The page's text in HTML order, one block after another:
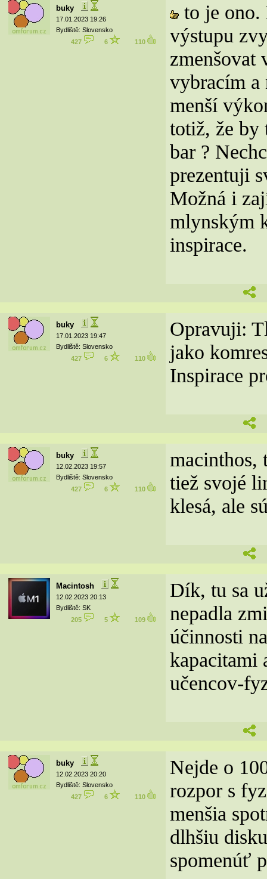
buky
17.01.2023 19:26
Bydliště: Slovensko
427
6 110
to je ono.
výstupu
zmenšovat
vybracím a
menší
totiž, že by
bar ?
prezentuji
Možná i
mlynským
inspirace.
buky
17.01.2023 19:47
Bydliště: Slovensko
427
6 110
Opravuji:
jako
Inspirace
buky
12.02.2023 19:57
Bydliště: Slovensko
427
6 110
macinthos,
tiež svojé
klesá, ale
Macintosh
12.02.2023 20:13
Bydliště: SK
205
5 109
Dík, tu sa
nepadla
účinnosti
kapacitami
učencov-
buky
12.02.2023 20:20
Bydliště: Slovensko
427
6 110
Nejde o
rozpor s
menšia
dlhšiu
spomenúť